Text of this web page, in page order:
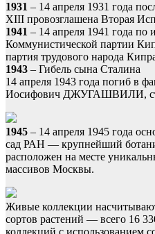
1931 – 14 апреля 1931 года
XIII провозглашена Вторая
1941 – 14 апреля 1941 года по
Коммунистической партии
партия трудового народа
1943 – Гибель сына Сталина
14 апреля 1943 года погиб в
Иосифович ДЖУГАШВИЛИ,
1945 – 14 апреля 1945 года
сад РАН — крупнейший
расположен на месте
массивов Москвы.
Живые коллекции
сортов растений — всего 16